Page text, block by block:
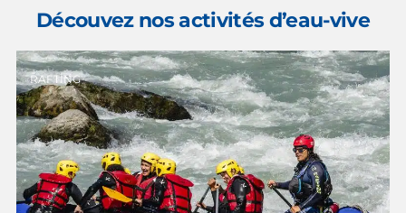
Découvez nos activités d’eau-vive
RAFTING